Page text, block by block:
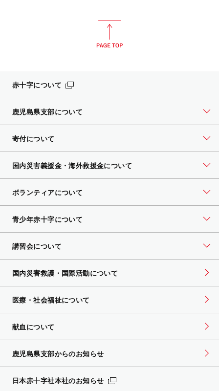
赤十字について
鹿児島県支部について
寄付について
国内災害義援金・海外救援金について
ボランティアについて
青少年赤十字について
講習会について
国内災害救護・国際活動について
医療・社会福祉について
献血について
鹿児島県支部からのお知らせ
日本赤十字社本社のお知らせ